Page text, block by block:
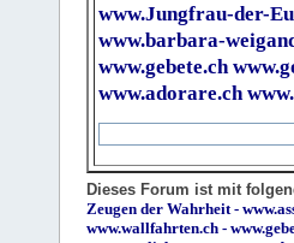
www.Jungfrau-der-
www.barbara-
www.gebete.ch
www.adorare.ch
Dieses Forum ist mit
Zeugen der Wahrheit -
www.wallfahrten.ch -